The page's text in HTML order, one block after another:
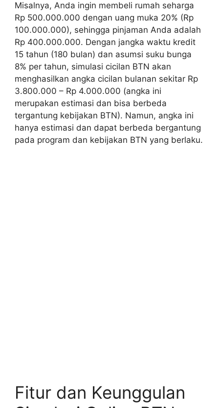
Misalnya, Anda ingin membeli rumah seharga
Rp 500.000.000 dengan uang muka 20% (Rp
100.000.000), sehingga pinjaman Anda adalah
Rp 400.000.000. Dengan jangka waktu kredit
15 tahun (180 bulan) dan asumsi suku bunga
8% per tahun, simulasi cicilan BTN akan
menghasilkan angka cicilan bulanan sekitar Rp
3.800.000 – Rp 4.000.000 (angka ini
merupakan estimasi dan bisa berbeda
tergantung kebijakan BTN). Namun, angka ini
hanya estimasi dan dapat berbeda bergantung
pada program dan kebijakan BTN yang berlaku.
Fitur dan Keunggulan